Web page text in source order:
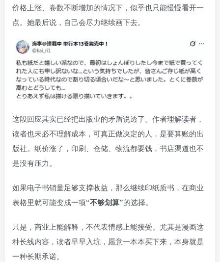
价格上涨、卷数不断增加的情况下，似乎也只能慢慢看开一
点。她最后说，自己会尽力继续画下去。
这段回应其实已经把出版业的矛盾说透了。作者理解读者，
读者也未必不理解成本，可真正做决定的人，是要算账的出
版社。纸价涨了，印刷、仓储、物流都要钱，书店渠道也不
是没有压力。
如果电子书销量足够支撑收益，那么继续印纸质书，在商业
表格里就可能变成一项“不够划算”的选择。
只是，商业上能解释，不代表情感上能接受。尤其是漫画这
种长线内容，读者早早入坑，愿意一本本买下来，本身就是
一种长期承诺。